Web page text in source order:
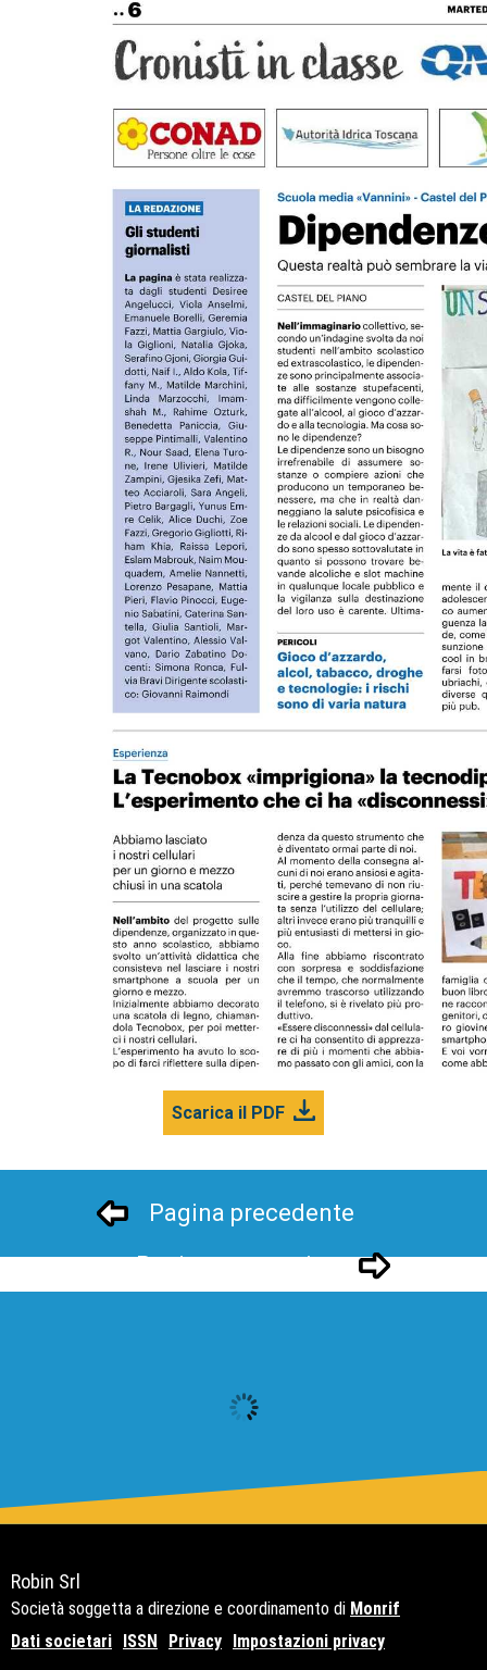
Scarica il PDF
Pagina precedente
Pagina successivo
Robin Srl
Società soggetta a direzione e coordinamento di Monrif
Dati societari ISSN Privacy Impostazioni privacy